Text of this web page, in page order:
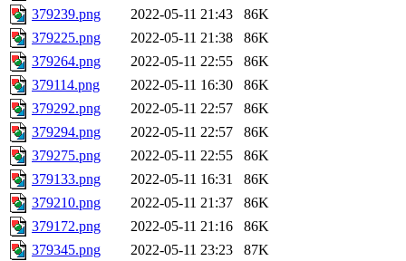
379239.png
2022-05-11 21:43
86K
379225.png
2022-05-11 21:38
86K
379264.png
2022-05-11 22:55
86K
379114.png
2022-05-11 16:30
86K
379292.png
2022-05-11 22:57
86K
379294.png
2022-05-11 22:57
86K
379275.png
2022-05-11 22:55
86K
379133.png
2022-05-11 16:31
86K
379210.png
2022-05-11 21:37
86K
379172.png
2022-05-11 21:16
86K
379345.png
2022-05-11 23:23 87K